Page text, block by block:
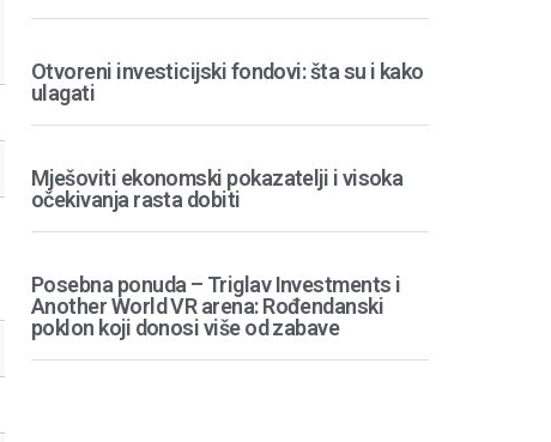
Otvoreni investicijski fondovi: šta su i kako
ulagati
Mješoviti ekonomski pokazatelji i visoka
očekivanja rasta dobiti
Posebna ponuda – Triglav Investments i
Another World VR arena: Rođendanski
poklon koji donosi više od zabave